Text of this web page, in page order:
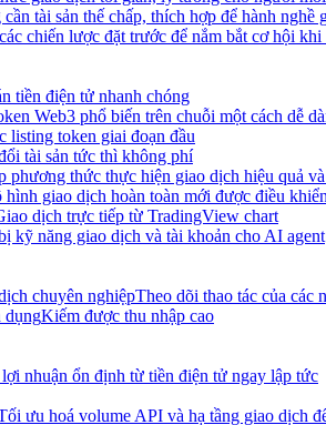
tài sản thế chấp, thích hợp để hành nghề
chiến lược đặt trước để nắm bắt cơ hội
tiền điện tử nhanh chóng
Web3 phổ biến trên chuỗi một cách dễ
listing token giai đoạn đầu
tài sản tức thì không phí
phương thức thực hiện giao dịch hiệu quả
hình giao dịch hoàn toàn mới được điều
dịch trực tiếp từ TradingView chart
kỹ năng giao dịch và tài khoản cho AI agent
chuyên nghiệpTheo dõi thao tác của các
dụngKiếm được thu nhập cao
nhuận ổn định từ tiền điện tử ngay lập tức
ưu hoá volume API và hạ tầng giao dịch